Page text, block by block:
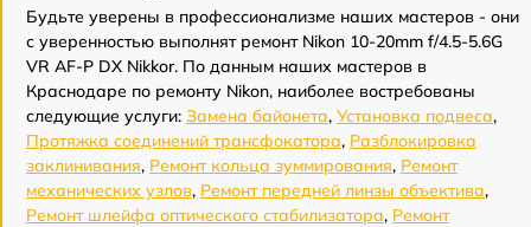
Будьте уверены в профессионализме наших мастеров - они
с уверенностью выполнят ремонт Nikon 10-20mm f/4.5-5.6G
VR AF-P DX Nikkor. По данным наших мастеров в
Краснодаре по ремонту Nikon, наиболее востребованы
следующие услуги: Замена байонета, Установка подвеса,
Протяжка соединений трансфокатора, Разблокировка
заклинивания, Ремонт кольца зуммирования, Ремонт
механических узлов, Ремонт передней линзы объектива,
Ремонт шлейфа оптического стабилизатора, Ремонт